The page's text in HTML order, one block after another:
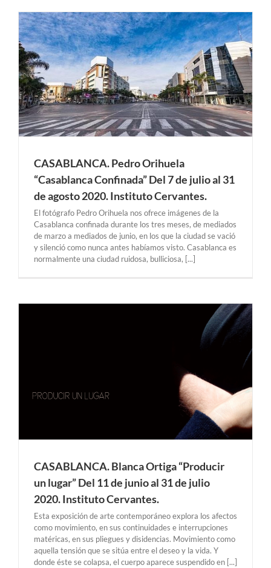
CASABLANCA. Pedro Orihuela
“Casablanca Confinada” Del 7 de julio al 31
de agosto 2020. Instituto Cervantes.
El fotógrafo Pedro Orihuela nos ofrece imágenes de la
Casablanca confinada durante los tres meses, de mediados
de marzo a mediados de junio, en los que la ciudad se vació
y silenció como nunca antes habíamos visto. Casablanca es
normalmente una ciudad ruidosa, bulliciosa, [...]
CASABLANCA. Blanca Ortiga “Producir
un lugar” Del 11 de junio al 31 de julio
2020. Instituto Cervantes.
Esta exposición de arte contemporáneo explora los afectos
como movimiento, en sus continuidades e interrupciones
matéricas, en sus pliegues y disidencias. Movimiento como
aquella tensión que se sitúa entre el deseo y la vida. Y
donde éste se colapsa, el cuerpo aparece suspendido en [...]